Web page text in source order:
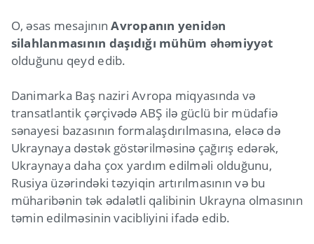
O, əsas mesajınınAvropanın yenidən
silahlanmasının daşıdığı mühüm əhəmiyyət
olduğunu qeyd edib.
Danimarka Baş naziri Avropa miqyasında və
transatlantik çərçivədə ABŞ ilə güclü bir müdafiə
sənayesi bazasının formalaşdırılmasına, eləcə də
Ukraynaya dəstək göstərilməsinə çağırış edərək,
Ukraynaya daha çox yardım edilməli olduğunu,
Rusiya üzərindəki təzyiqin artırılmasının və bu
müharibənin tək ədalətli qalibinin Ukrayna olmasının
təmin edilməsinin vacibliyini ifadə edib.